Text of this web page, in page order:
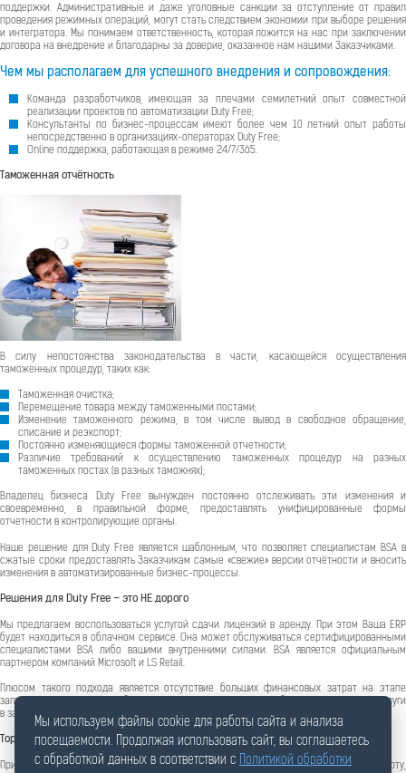
поддержки. Административные и даже уголовные санкции за отступление от правил
проведения режимных операций, могут стать следствием экономии при выборе решения
и интегратора. Мы понимаем ответственность, которая ложится на нас при заключении
договора на внедрение и благодарны за доверие, оказанное нам нашими Заказчиками.
Чем мы располагаем для успешного внедрения и сопровождения:
Команда разработчиков, имеющая за плечами семилетний опыт совместной
реализации проектов по автоматизации Duty Free;
Консультанты по бизнес-процессам имеют более чем 10 летний опыт работы
непосредственно в организациях-операторах Duty Free;
Online поддержка, работающая в режиме 24/7/365.
Таможенная отчётность
В силу непостоянства законодательства в части, касающейся осуществления
таможенных процедур, таких как:
Таможенная очистка;
Перемещение товара между таможенными постами;
Изменение таможенного режима, в том числе вывод в свободное обращение,
списание и реэкспорт;
Постоянно изменяющиеся формы таможенной отчетности;
Различие требований к осуществлению таможенных процедур на разных
таможенных постах (в разных таможнях);
Владелец бизнеса Duty Free вынужден постоянно отслеживать эти изменения и
своевременно, в правильной форме, предоставлять унифицированные формы
отчетности в контролирующие органы.
Наше решение для Duty Free является шаблонным, что позволяет специалистам BSA в
сжатые сроки предоставлять Заказчикам самые «свежие» версии отчётности и вносить
изменения в автоматизированные бизнес-процессы.
Решения для Duty Free – это НЕ дорого
Мы предлагаем воспользоваться услугой сдачи лицензий в аренду. При этом Ваша ERP
будет находиться в облачном сервисе. Она может обслуживаться сертифицированными
специалистами BSA либо вашими внутренними силами. BSA является официальным
партнером компаний Microsoft и LS Retail.
Плюсом такого подхода является отсутствие больших финансовых затрат на этапе
запуска. Вместо этого вам будет предложена ежемесячная абонентская плата за услуги
в зависимости от выбранного Вами плана.
Торговля на борту
Привлекательным моментом для любого ритейлера, ведущего свой бизнес в аэропорту,
Мы используем файлы cookie для работы сайта и анализа
посещаемости. Продолжая использовать сайт, вы соглашаетесь
с обработкой данных в соответствии с Политикой обработки